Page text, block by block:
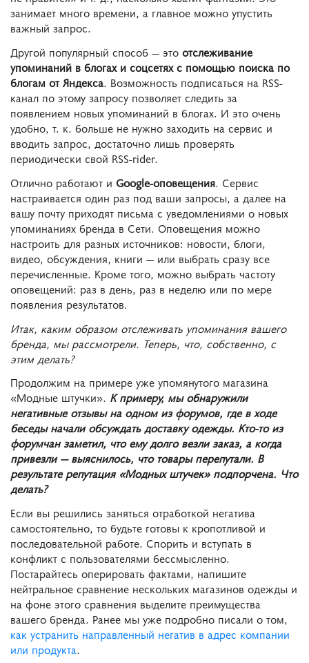
занимает много времени, а главное можно упустить
важный запрос.
Другой популярный способ — это отслеживание
упоминаний в блогах и соцсетях с помощью поиска по
блогам от Яндекса. Возможность подписаться на RSS-
канал по этому запросу позволяет следить за
появлением новых упоминаний в блогах. И это очень
удобно, т. к. больше не нужно заходить на сервис и
вводить запрос, достаточно лишь проверять
периодически свой RSS-rider.
Отлично работают и Google-оповещения. Сервис
настраивается один раз под ваши запросы, а далее на
вашу почту приходят письма с уведомлениями о новых
упоминаниях бренда в Сети. Оповещения можно
настроить для разных источников: новости, блоги,
видео, обсуждения, книги — или выбрать сразу все
перечисленные. Кроме того, можно выбрать частоту
оповещений: раз в день, раз в неделю или по мере
появления результатов.
Итак, каким образом отслеживать упоминания вашего
бренда, мы рассмотрели. Теперь, что, собственно, с
этим делать?
Продолжим на примере уже упомянутого магазина
«Модные штучки». К примеру, мы обнаружили
негативные отзывы на одном из форумов, где в ходе
беседы начали обсуждать доставку одежды. Кто-то из
форумчан заметил, что ему долго везли заказ, а когда
привезли — выяснилось, что товары перепутали. В
результате репутация «Модных штучек» подпорчена. Что
делать?
Если вы решились заняться отработкой негатива
самостоятельно, то будьте готовы к кропотливой и
последовательной работе. Спорить и вступать в
конфликт с пользователями бессмысленно.
Постарайтесь оперировать фактами, напишите
нейтральное сравнение нескольких магазинов одежды и
на фоне этого сравнения выделите преимущества
вашего бренда. Ранее мы уже подробно писали о том,
как устранить направленный негатив в адрес компании
или продукта.